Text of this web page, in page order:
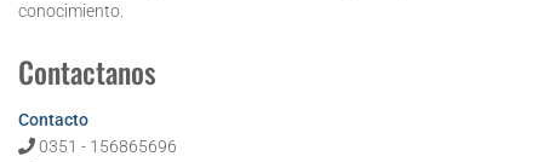
conocimiento.
Contactanos
Contacto
0351 - 156865696